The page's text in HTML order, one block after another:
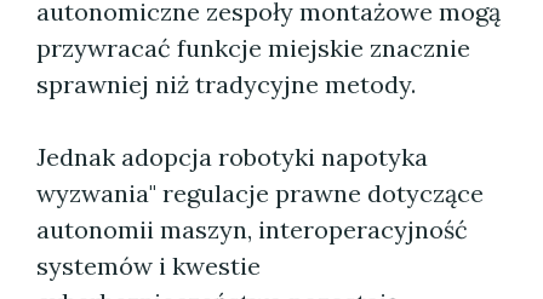
autonomiczne zespoły montażowe mogą
przywracać funkcje miejskie znacznie
sprawniej niż tradycyjne metody.
Jednak adopcja robotyki napotyka
wyzwania" regulacje prawne dotyczące
autonomii maszyn, interoperacyjność
systemów i kwestie